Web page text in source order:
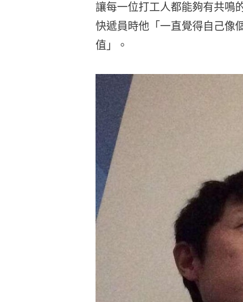
讓每一位打工人都能夠有共鳴
快遞員時他「一直覺得自己像
值」。